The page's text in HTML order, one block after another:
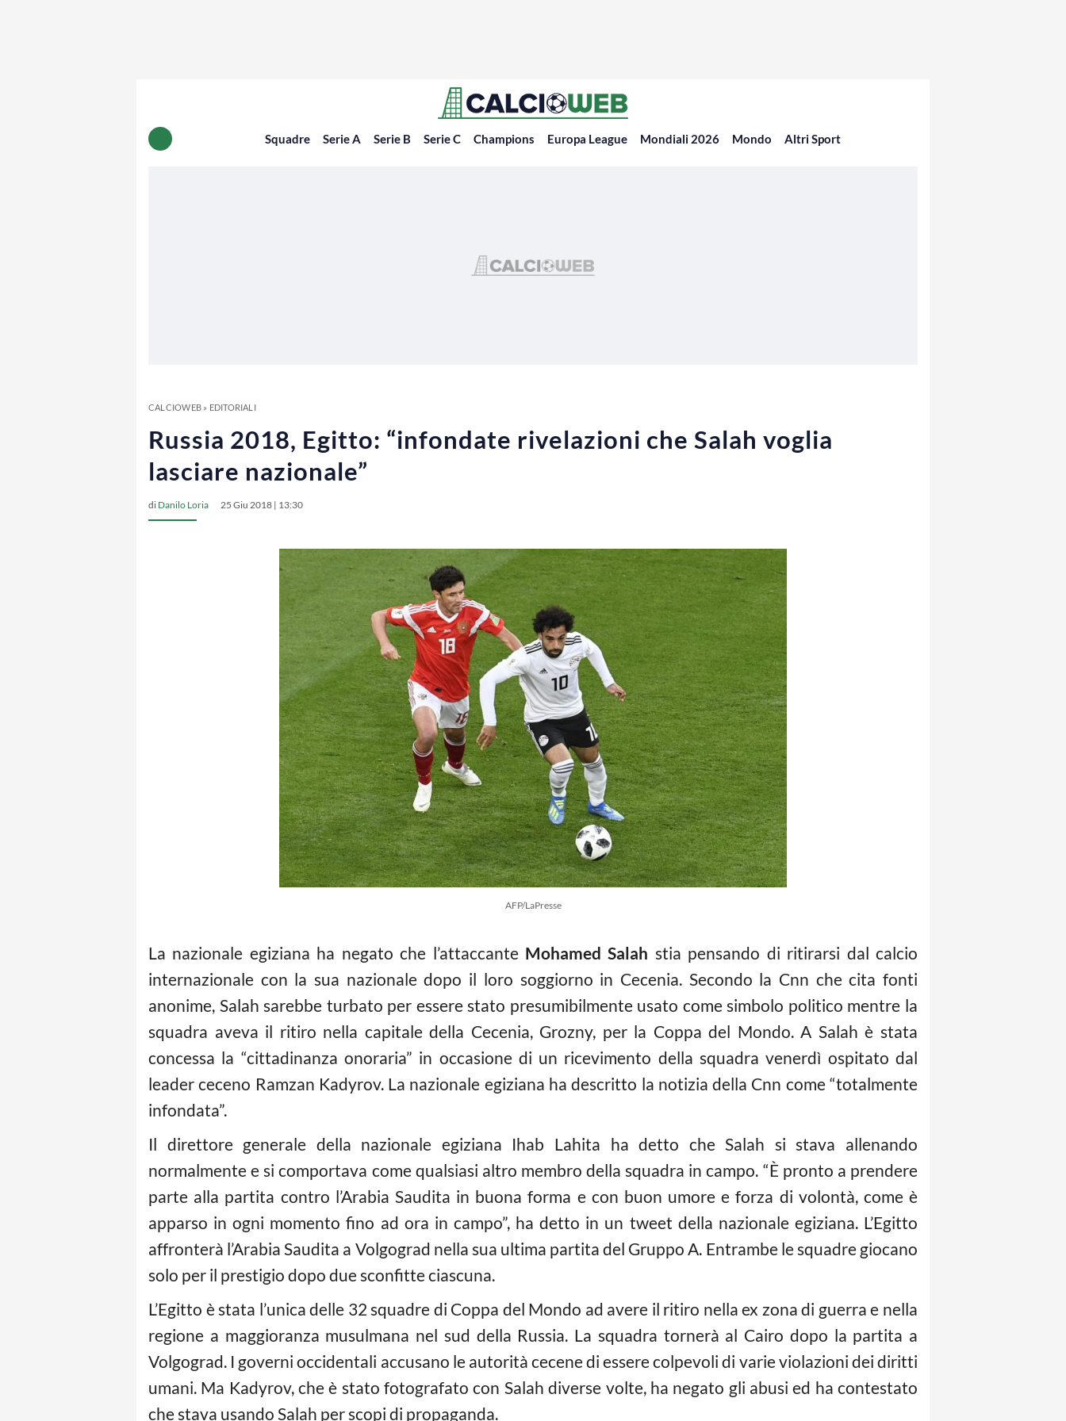
Squadre Serie A Serie B Serie C Champions Europa League Mondiali 2026 Mondo Altri Sport
CALCIOWEB» EDITORIALI
Russia 2018, Egitto: “infondate rivelazioni che Salah voglia
lasciare nazionale”
di Danilo Loria 25 Giu 2018 | 13:30
AFP/LaPresse
La nazionale egiziana ha negato che l’attaccante Mohamed Salah stia pensando di ritirarsi dal calcio
internazionale con la sua nazionale dopo il loro soggiorno in Cecenia. Secondo la Cnn che cita fonti
anonime, Salah sarebbe turbato per essere stato presumibilmente usato come simbolo politico mentre la
squadra aveva il ritiro nella capitale della Cecenia, Grozny, per la Coppa del Mondo. A Salah è stata
concessa la “cittadinanza onoraria” in occasione di un ricevimento della squadra venerdì ospitato dal
leader ceceno Ramzan Kadyrov. La nazionale egiziana ha descritto la notizia della Cnn come “totalmente
infondata”.
Il direttore generale della nazionale egiziana Ihab Lahita ha detto che Salah si stava allenando
normalmente e si comportava come qualsiasi altro membro della squadra in campo. “È pronto a prendere
parte alla partita contro l’Arabia Saudita in buona forma e con buon umore e forza di volontà, come è
apparso in ogni momento fino ad ora in campo”, ha detto in un tweet della nazionale egiziana. L’Egitto
affronterà l’Arabia Saudita a Volgograd nella sua ultima partita del Gruppo A. Entrambe le squadre giocano
solo per il prestigio dopo due sconfitte ciascuna.
L’Egitto è stata l’unica delle 32 squadre di Coppa del Mondo ad avere il ritiro nella ex zona di guerra e nella
regione a maggioranza musulmana nel sud della Russia. La squadra tornerà al Cairo dopo la partita a
Volgograd. I governi occidentali accusano le autorità cecene di essere colpevoli di varie violazioni dei diritti
umani. Ma Kadyrov, che è stato fotografato con Salah diverse volte, ha negato gli abusi ed ha contestato
che stava usando Salah per scopi di propaganda.